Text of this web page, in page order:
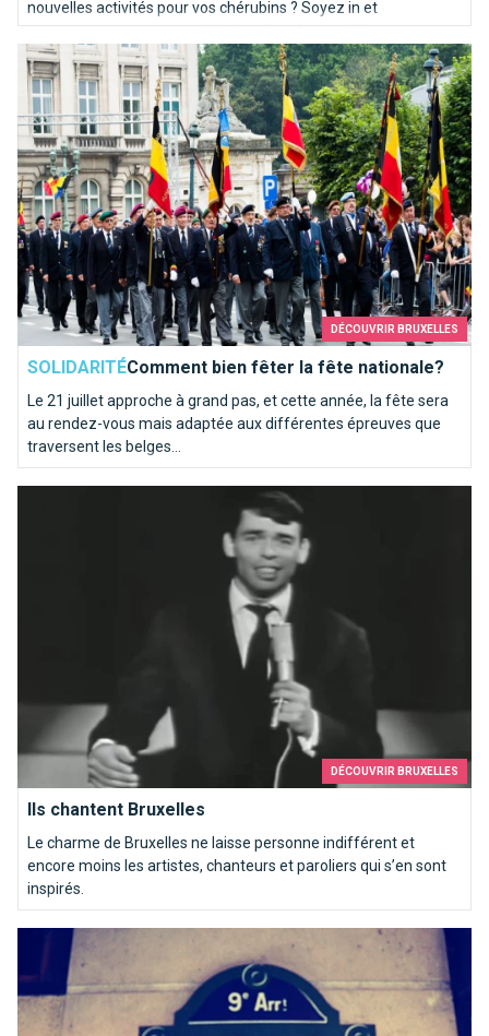
nouvelles activités pour vos chérubins ? Soyez in et
programmez-vous une soirée bowling. Brusselslife a
sélectionné pour vous les meilleures pistes de la capitale.
DÉCOUVRIR BRUXELLES
SOLIDARITÉComment bien fêter la fête nationale?
Le 21 juillet approche à grand pas, et cette année, la fête sera
au rendez-vous mais adaptée aux différentes épreuves que
traversent les belges...
Comment bien fêter la fête nationale?
DÉCOUVRIR BRUXELLES
Ils chantent Bruxelles
Le charme de Bruxelles ne laisse personne indifférent et
encore moins les artistes, chanteurs et paroliers qui s’en sont
inspirés.
Paris, c’est Bruxelles : la preuve !